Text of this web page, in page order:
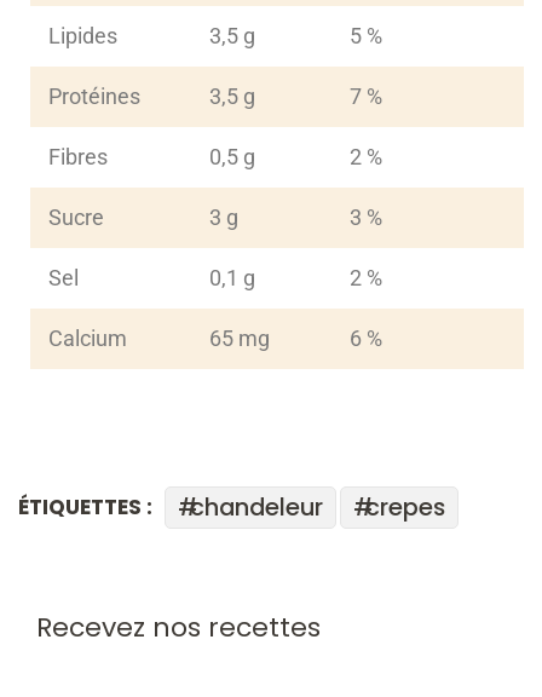
Lipides 3,5 g 5 %
Protéines 3,5 g 7 %
Fibres 0,5 g 2 %
Sucre 3 g 3 %
Sel 0,1 g 2 %
Calcium 65 mg 6 %
ÉTIQUETTES : chandeleur crepes
Recevez nos recettes